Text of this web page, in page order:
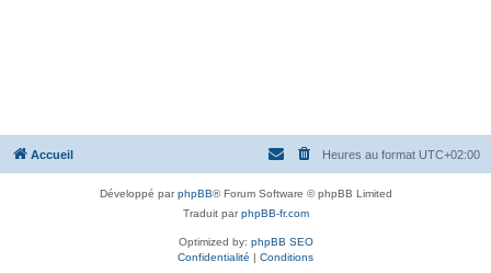
Accueil Heures au format UTC+02:00
Développé parphpBB® Forum Software © phpBB Limited
Traduit parphpBB-fr.com
Optimized by: phpBB SEO
Confidentialité | Conditions